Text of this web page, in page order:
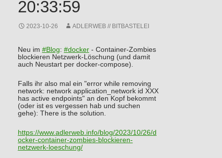
20:33:59
2023-10-26 ADLERWEB // BITBASTELEI
Neu im #Blog: #docker- Container-Zombies
blockieren Netzwerk-Löschung (und damit
auch Neustart per docker-compose).
Falls ihr also mal ein "error while removing
network: network application_network id XXX
has active endpoints" an den Kopf bekommt
(oder ist es vergessen hab und suchen
gehe): There is the solution.
https://www. adlerweb.info/blog/2023/10/26/d
ocker-container-zombies-blockieren-
netzwerk-loeschung/